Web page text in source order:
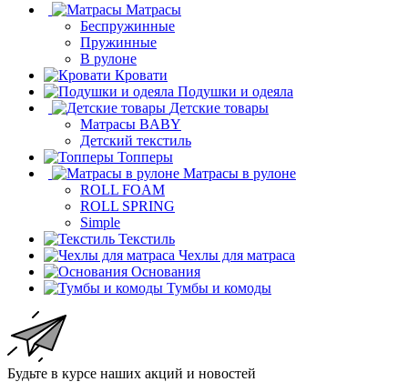
Матрасы
Беспружинные
Пружинные
В рулоне
Кровати
Подушки и одеяла
Детские товары
Матрасы BABY
Детский текстиль
Топперы
Матрасы в рулоне
ROLL FOAM
ROLL SPRING
Simple
Текстиль
Чехлы для матраса
Основания
Тумбы и комоды
Будьте в курсе наших акций и новостей